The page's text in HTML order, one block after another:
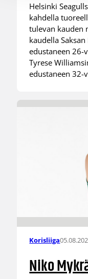
Helsinki
kahdella
tulevan kauden
kaudella
edustaneen 26-
Tyrese
edustaneen 32-
Korisliiga
Niko